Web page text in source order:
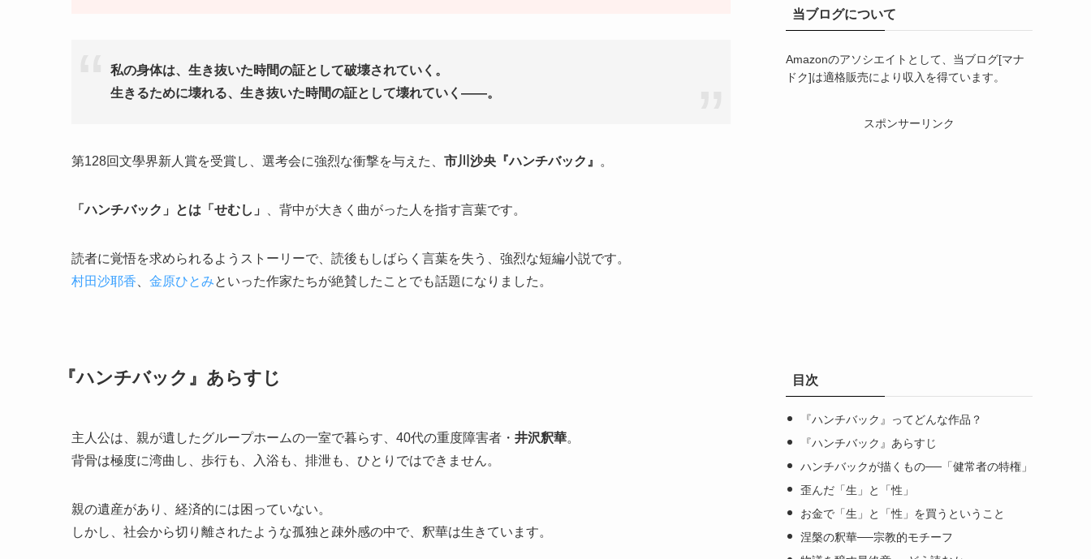
私の身体は、生き抜いた時間の証として破壊されていく。
生きるために壊れる、生き抜いた時間の証として壊れていく——。
第128回文學界新人賞を受賞し、選考会に強烈な衝撃を与えた、 市川沙央『ハンチバック』 。
「ハンチバック」とは「せむし」 、背中が大きく曲がった人を指す言葉です。
読者に覚悟を求められるようストーリーで、読後もしばらく言葉を失う、強烈な短編小説です。
村田沙耶香
金原ひとみといった作家たちが絶賛したことでも話題になりました。
『ハンチバック』あらすじ
主人公は、親が遺したグループホームの一室で暮らす、40代の重度障害者・ 井沢釈華。
背骨は極度に湾曲し、歩行も、入浴も、排泄も、ひとりではできません。
親の遺産があり、経済的には困っていない。
しかし、社会から切り離されたような孤独と疎外感の中で、釈華は生きています。
当ブログについて
Amazonのアソシエイトとして、当ブログ[マナ
ドク]は適格販売により収入を得ています。
スポンサーリンク
目次
『ハンチバック』ってどんな作品？
『ハンチバック』あらすじ
ハンチバックが描くもの──「健常者の特権」
歪んだ「生」と「性」
お金で「生」と「性」を買うということ
涅槃の釈華──宗教的モチーフ